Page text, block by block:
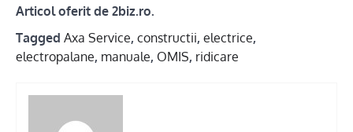
Articol oferit de 2biz.ro.
Tagged Axa Service, constructii, electrice,
electropalane, manuale, OMIS, ridicare